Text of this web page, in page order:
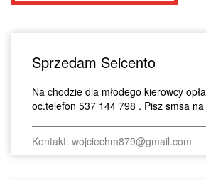
Sprzedam Seicento
Na chodzie dla młodego kierowcy
oc.telefon 537 144 798 . Pisz smsa
Kontakt: wojciechm879@gmail.com